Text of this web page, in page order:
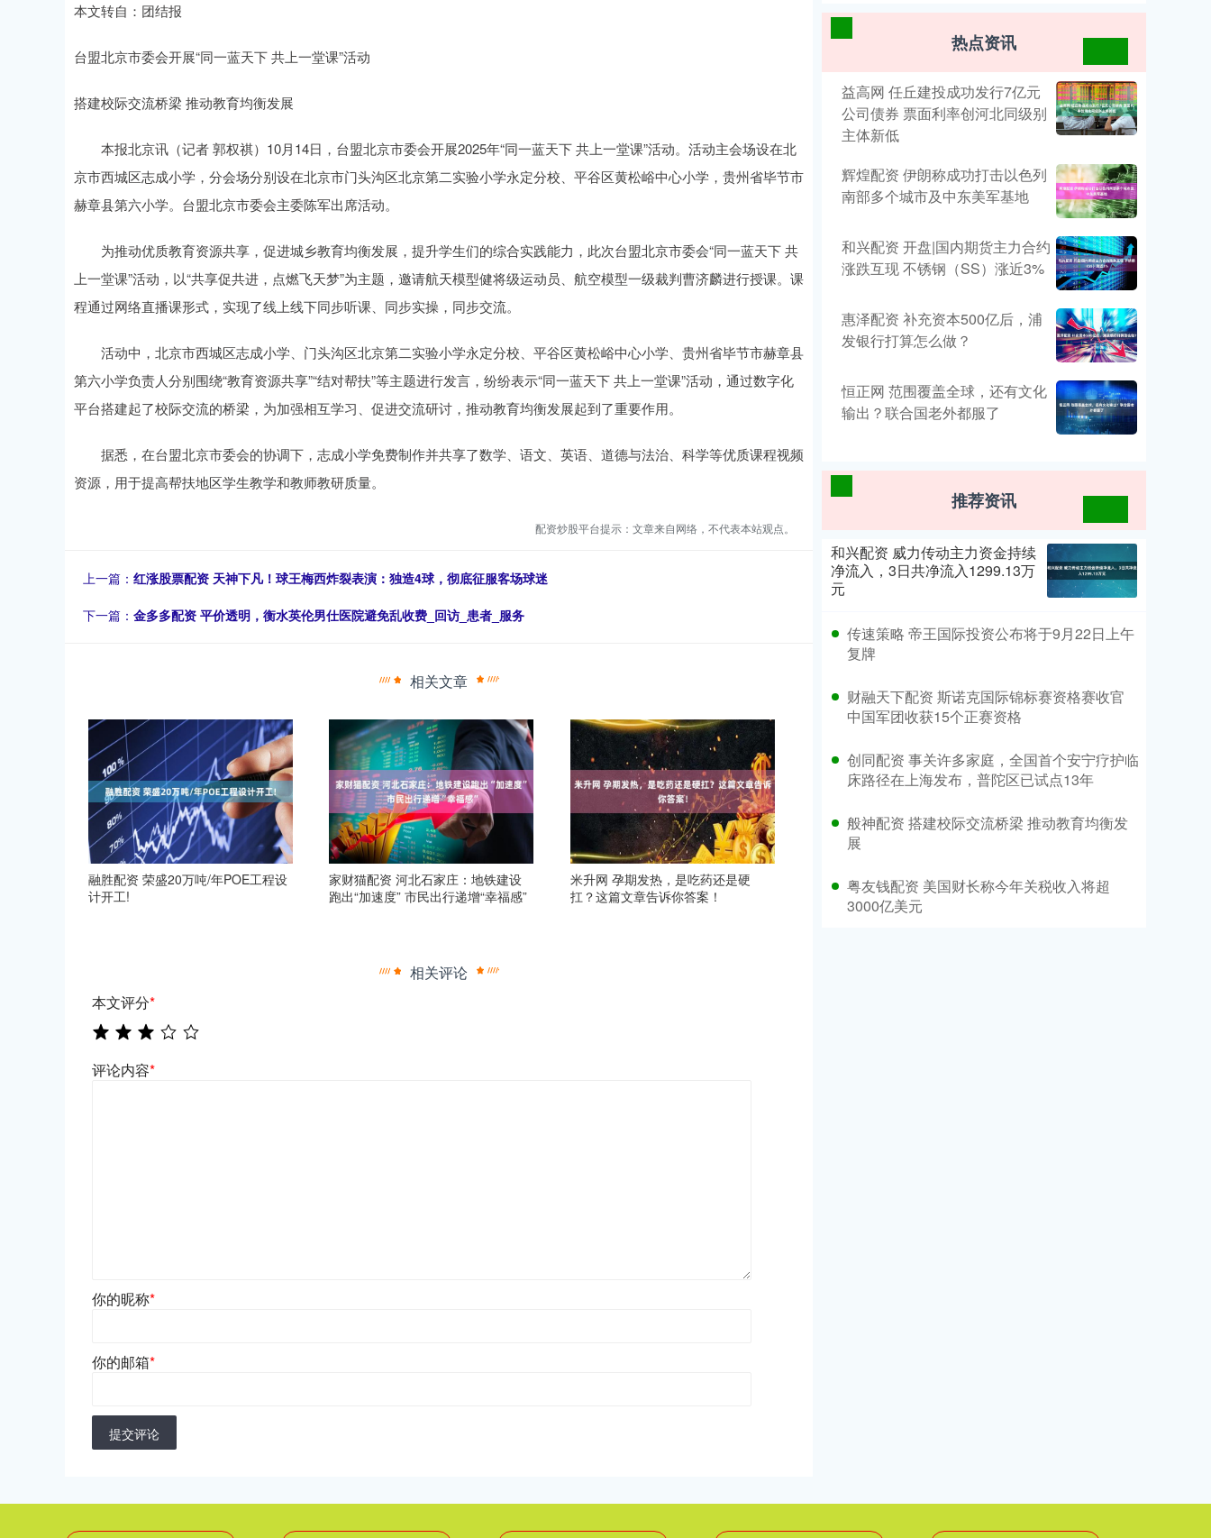
本文转自：团结报
台盟北京市委会开展“同一蓝天下 共上一堂课”活动
搭建校际交流桥梁 推动教育均衡发展
本报北京讯（记者 郭权祺）10月14日，台盟北京市委会开展2025年“同一蓝天下 共上一堂课”活动。活动主会场设在北
京市西城区志成小学，分会场分别设在北京市门头沟区北京第二实验小学永定分校、平谷区黄松峪中心小学，贵州省毕节市
赫章县第六小学。台盟北京市委会主委陈军出席活动。
为推动优质教育资源共享，促进城乡教育均衡发展，提升学生们的综合实践能力，此次台盟北京市委会“同一蓝天下 共
上一堂课”活动，以“共享促共进，点燃飞天梦”为主题，邀请航天模型健将级运动员、航空模型一级裁判曹济麟进行授课。课
程通过网络直播课形式，实现了线上线下同步听课、同步实操，同步交流。
活动中，北京市西城区志成小学、门头沟区北京第二实验小学永定分校、平谷区黄松峪中心小学、贵州省毕节市赫章县
第六小学负责人分别围绕“教育资源共享”“结对帮扶”等主题进行发言，纷纷表示“同一蓝天下 共上一堂课”活动，通过数字化
平台搭建起了校际交流的桥梁，为加强相互学习、促进交流研讨，推动教育均衡发展起到了重要作用。
据悉，在台盟北京市委会的协调下，志成小学免费制作并共享了数学、语文、英语、道德与法治、科学等优质课程视频
资源，用于提高帮扶地区学生教学和教师教研质量。
配资炒股平台提示：文章来自网络，不代表本站观点。
上一篇： 红涨股票配资 天神下凡！球王梅西炸裂表演：独造4球，彻底征服客场球迷
下一篇： 金多多配资 平价透明，衡水英伦男仕医院避免乱收费_回访_患者_服务
相关文章
融胜配资 荣盛20万吨/年POE工程设
计开工!
家财猫配资 河北石家庄：地铁建设
跑出“加速度” 市民出行递增“幸福感”
米升网 孕期发热，是吃药还是硬
扛？这篇文章告诉你答案！
相关评论
本文评分*
评论内容*
你的昵称*
你的邮箱*
提交评论
热点资讯
益高网 任丘建投成功发行7亿元
公司债券 票面利率创河北同级别
主体新低
辉煌配资 伊朗称成功打击以色列
南部多个城市及中东美军基地
和兴配资 开盘|国内期货主力合约
涨跌互现 不锈钢（SS）涨近3%
惠泽配资 补充资本500亿后，浦
发银行打算怎么做？
恒正网 范围覆盖全球，还有文化
输出？联合国老外都服了
推荐资讯
和兴配资 威力传动主力资金持续
净流入，3日共净流入1299.13万
元
传速策略 帝王国际投资公布将于9月22日上午
复牌
财融天下配资 斯诺克国际锦标赛资格赛收官
中国军团收获15个正赛资格
创同配资 事关许多家庭，全国首个安宁疗护临
床路径在上海发布，普陀区已试点13年
般神配资 搭建校际交流桥梁 推动教育均衡发
展
粤友钱配资 美国财长称今年关税收入将超
3000亿美元